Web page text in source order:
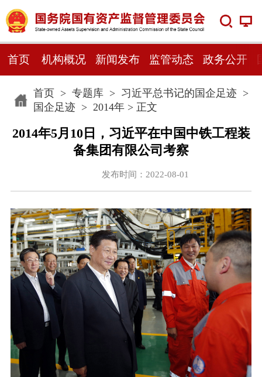
首页 机构概况 新闻发布 监管动态 政务公开
首页> 专题库> 习近平总书记的国企足迹>
国企足迹> 2014年> 正文
2014年5月10日，习近平在中国中铁工程装
备集团有限公司考察
发布时间：2022-08-01